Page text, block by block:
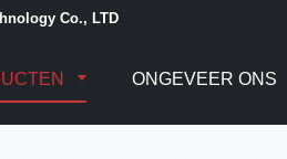
Co., LTD
ONGEVEER ONS